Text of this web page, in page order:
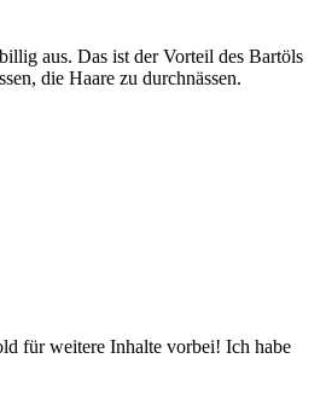
aus. Das ist der Vorteil des Bartöls
die Haare zu durchnässen.
für weitere Inhalte vorbei! Ich habe